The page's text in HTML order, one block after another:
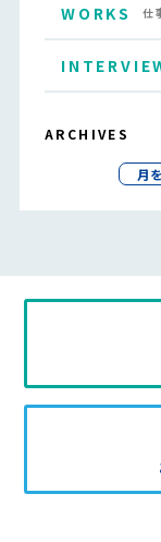
WORKS 仕
ARCHIVES